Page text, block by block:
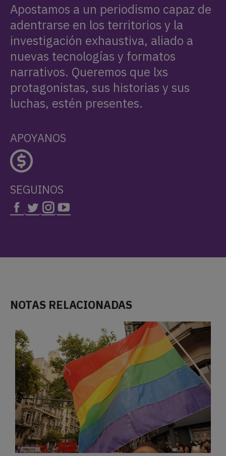
Apostamos a un periodismo capaz de
adentrarse en los territorios y la
investigación exhaustiva, aliado a
nuevas tecnologías y formatos
narrativos. Queremos que lxs
protagonistas, sus historias y sus
luchas, estén presentes.
APOYANOS
SEGUINOS
NOTAS RELACIONADAS